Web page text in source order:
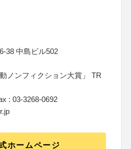
38 中島ビル502
ノンフィクション大賞」 TR
: 03-3268-0692
ホームページ